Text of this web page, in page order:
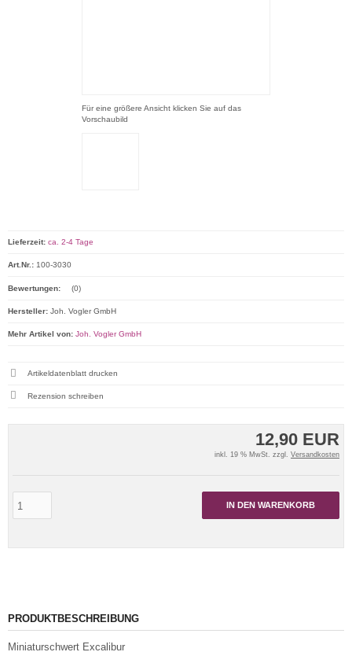
Für eine größere Ansicht klicken Sie auf das
Vorschaubild
12,90 EUR
inkl. 19 % MwSt. zzgl. Versandkosten
IN DEN WARENKORB
Lieferzeit: ca. 2-4 Tage
Art.Nr.: 100-3030
Bewertungen: (0)
Hersteller: Joh. Vogler GmbH
Mehr Artikel von: Joh. Vogler GmbH
Artikeldatenblatt drucken
Rezension schreiben
PRODUKTBESCHREIBUNG
Miniaturschwert Excalibur